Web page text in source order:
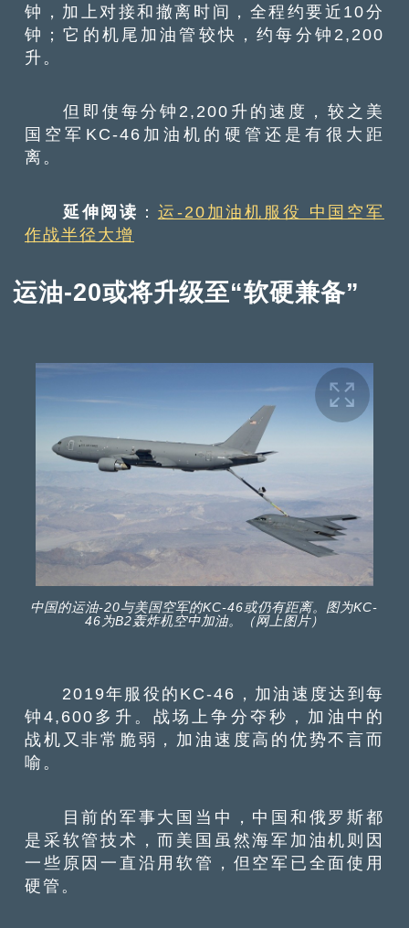
钟，加上对接和撤离时间，全程约要近10分
钟；它的机尾加油管较快，约每分钟2,200
升。
但即使每分钟2,200升的速度，较之美
国空军KC-46加油机的硬管还是有很大距
离。
延伸阅读 ： 运-20加油机服役 中国空军
作战半径大增
运油-20或将升级至“软硬兼备”
中国的运油-20与美国空军的KC-46或仍有距离。图为KC-
46为B2轰炸机空中加油。（网上图片）
2019年服役的KC-46，加油速度达到每
钟4,600多升。战场上争分夺秒，加油中的
战机又非常脆弱，加油速度高的优势不言而
喻。
目前的军事大国当中，中国和俄罗斯都
是采软管技术，而美国虽然海军加油机则因
一些原因一直沿用软管，但空军已全面使用
硬管。